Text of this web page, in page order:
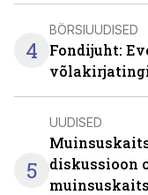
4
BÖRSIUUDISED
Fondijuht:
5
UUDISED
diskussioon